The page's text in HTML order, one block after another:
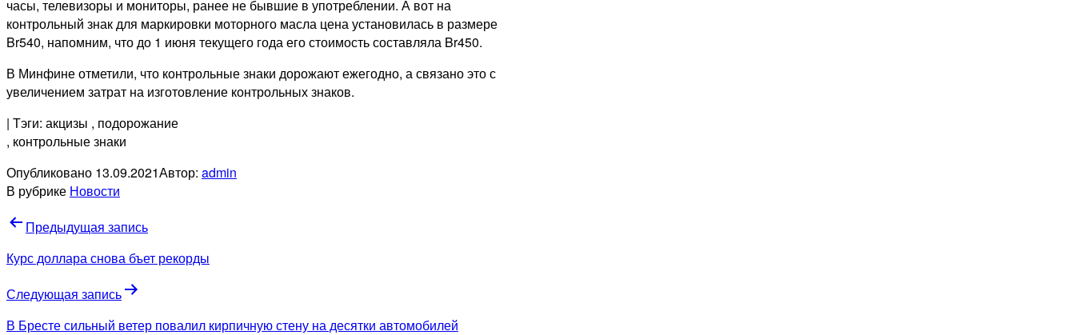
часы, телевизоры и мониторы, ранее не бывшие в употреблении. А вот на
контрольный знак для маркировки моторного масла цена установилась в размере
Br540, напомним, что до 1 июня текущего года его стоимость составляла Br450.
В Минфине отметили, что контрольные знаки дорожают ежегодно, а связано это с
увеличением затрат на изготовление контрольных знаков.
| Тэги: акцизы , подорожание
, контрольные знаки
Опубликовано 13.09.2021Автор: admin
В рубрике Новости
Навигация
по
Предыдущая запись
Курс доллара снова бъет рекорды
Следующая запись
В Бресте сильный ветер повалил кирпичную стену на десятки автомобилей